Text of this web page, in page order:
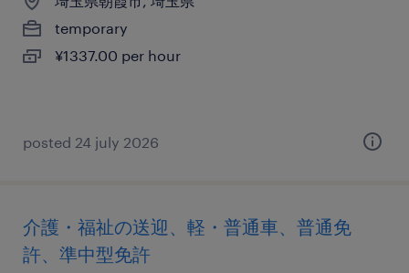
temporary
¥1337.00 per hour
posted 24 july 2026
介護・福祉の送迎、軽・普通車、普通免
許、準中型免許